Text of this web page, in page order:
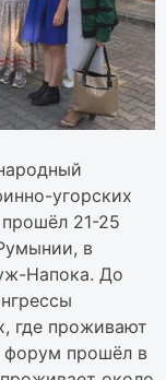
угорских
21-25
в
Напока. До
где проживают
форум прошёл в